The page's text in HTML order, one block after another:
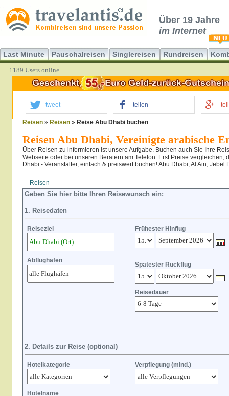
Über 19 Jahre
im Internet
Last Minute Pauschalreisen Singlereisen Rundreisen
1189 Users online
tweet teilen
Reisen » Reisen » Reise Abu Dhabi buchen
Reisen Abu Dhabi, Vereinigte arabische
Über Reisen zu informieren ist unsere Aufgabe. Buchen auch Sie Ihre
Webseite oder bei unseren Beratern am Telefon. Erst Preise vergleichen,
Dhabi - Veranstalter, einfach & preiswert buchen! Abu Dhabi, Al Ain, Jebel
Reisen
Geben Sie hier bitte Ihren Reisewunsch ein:
1. Reisedaten
Reiseziel Frühester Hinflug
Abflughafen
Spätester Rückflug
Reisedauer
2. Details zur Reise (optional)
Hotelkategorie Verpflegung (mind.)
Hotelname